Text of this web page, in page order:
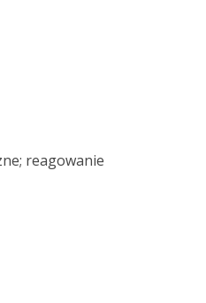
reagowanie